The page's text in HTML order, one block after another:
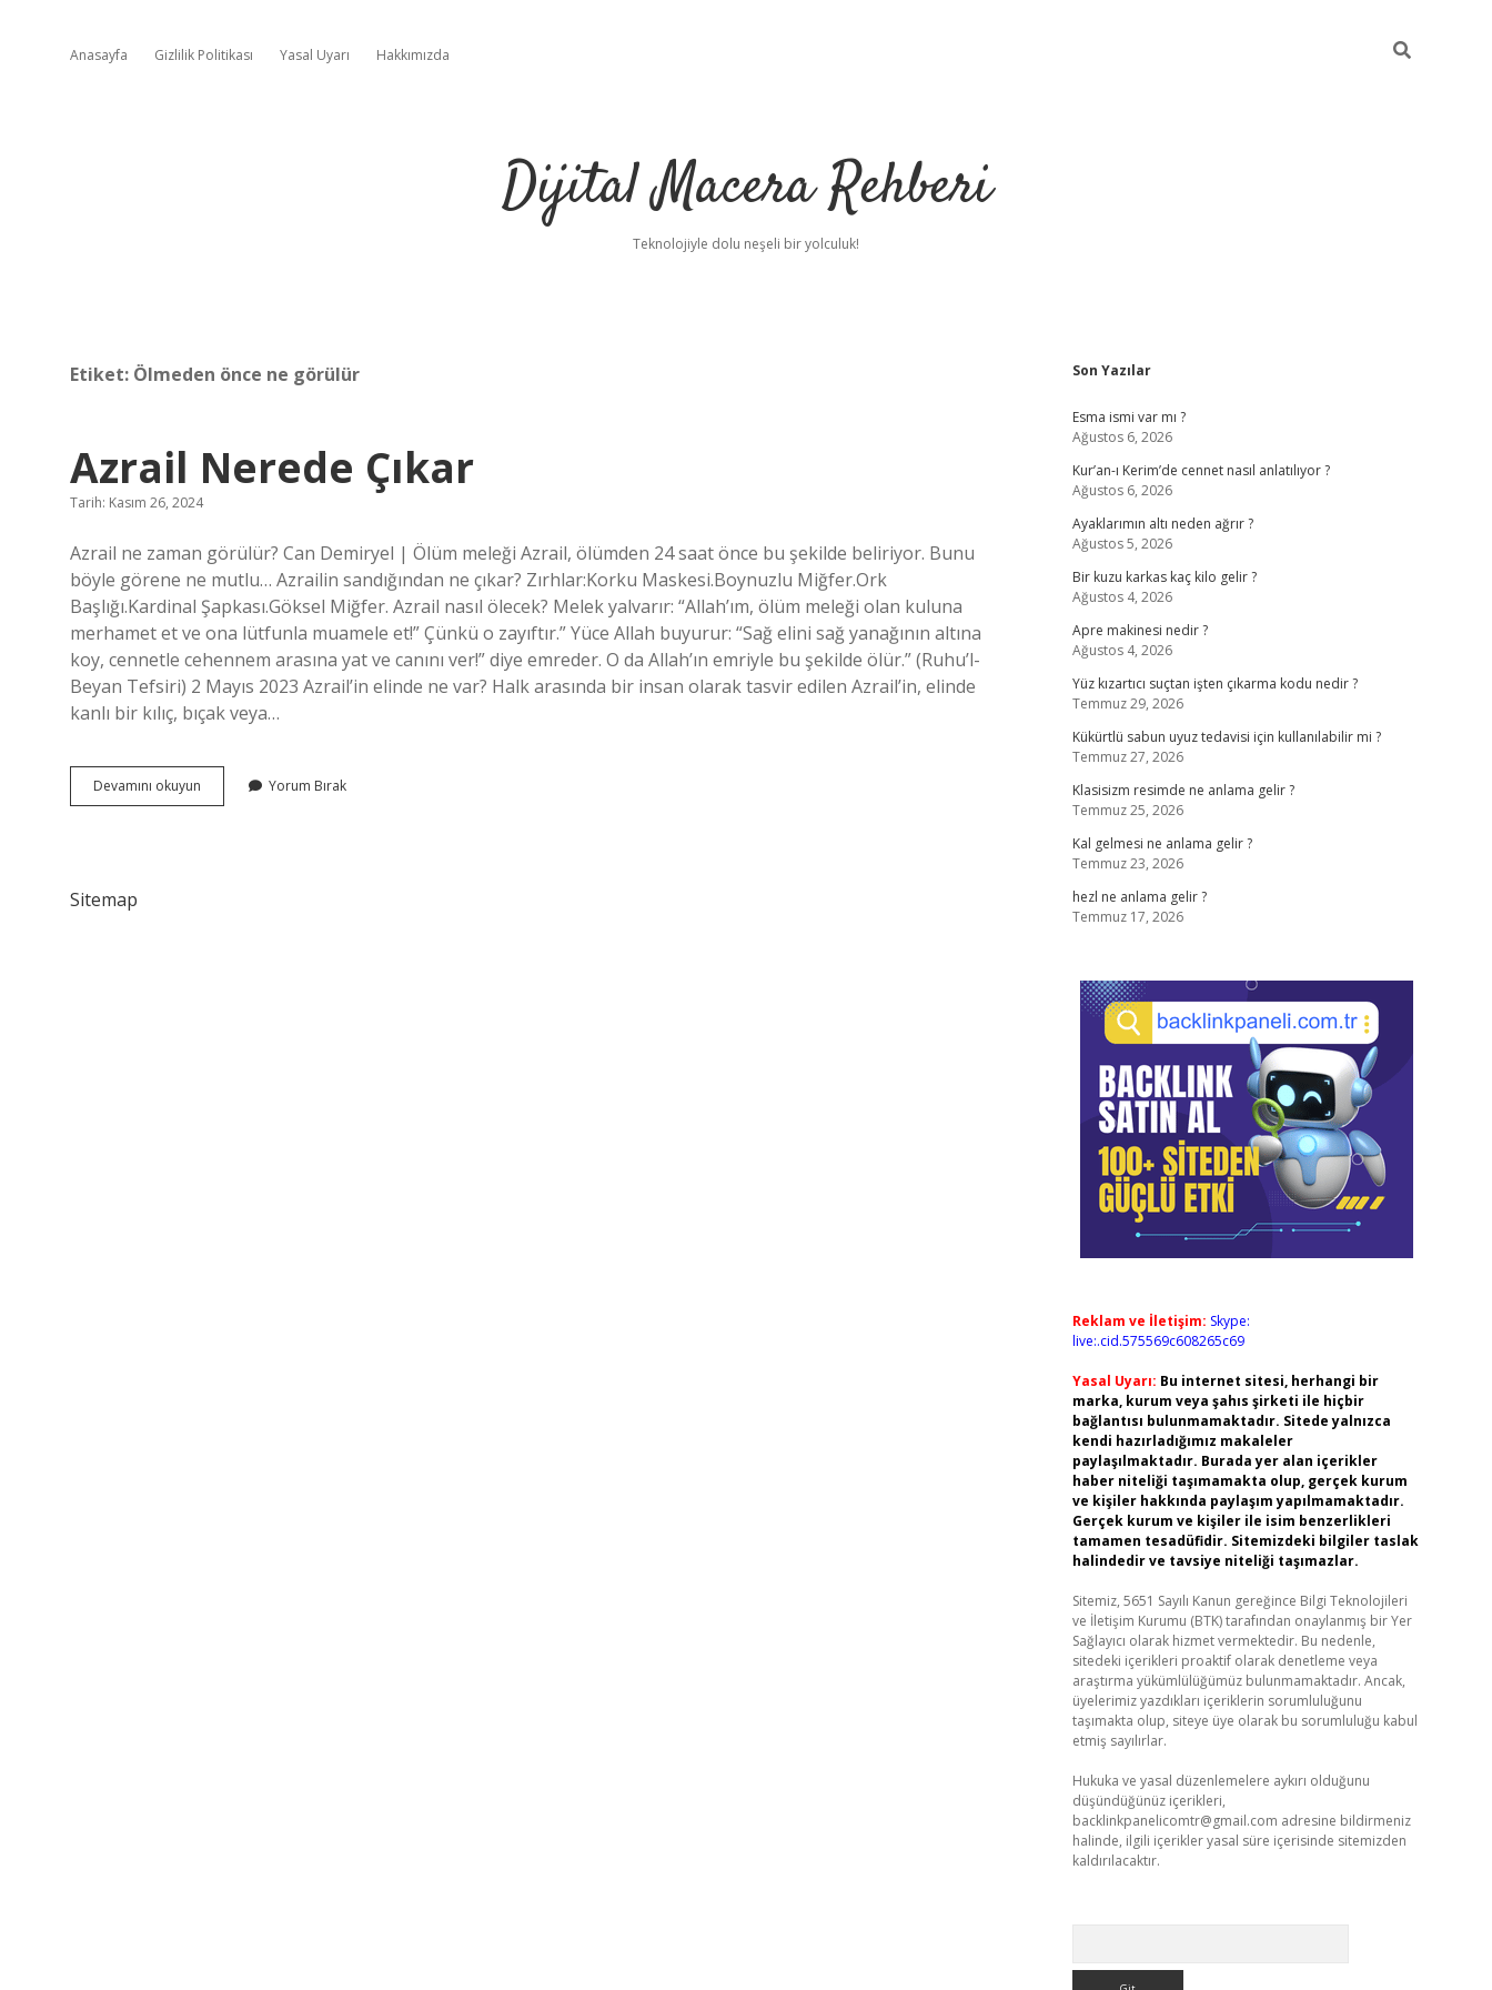
Anasayfa Gizlilik Politikası Yasal Uyarı Hakkımızda
Dijital Macera Rehberi
Teknolojiyle dolu neşeli bir yolculuk!
Etiket: Ölmeden önce ne görülür
Azrail Nerede Çıkar
Tarih: Kasım 26, 2024
Azrail ne zaman görülür? Can Demiryel | Ölüm meleği Azrail, ölümden 24 saat önce bu şekilde beliriyor. Bunu
böyle görene ne mutlu… Azrailin sandığından ne çıkar? Zırhlar:Korku Maskesi.Boynuzlu Miğfer.Ork
Başlığı.Kardinal Şapkası.Göksel Miğfer. Azrail nasıl ölecek? Melek yalvarır: “Allah’ım, ölüm meleği olan kuluna
merhamet et ve ona lütfunla muamele et!” Çünkü o zayıftır.” Yüce Allah buyurur: “Sağ elini sağ yanağının altına
koy, cennetle cehennem arasına yat ve canını ver!” diye emreder. O da Allah’ın emriyle bu şekilde ölür.” (Ruhu’l-
Beyan Tefsiri) 2 Mayıs 2023 Azrail’in elinde ne var? Halk arasında bir insan olarak tasvir edilen Azrail’in, elinde
kanlı bir kılıç, bıçak veya…
Devamını okuyun
Nerede
Yorum Bırak
Sitemap
Sidebar
Son Yazılar
Esma ismi var mı ?
Ağustos 6, 2026
Kur’an-ı Kerim’de cennet nasıl anlatılıyor ?
Ağustos 6, 2026
Ayaklarımın altı neden ağrır ?
Ağustos 5, 2026
Bir kuzu karkas kaç kilo gelir ?
Ağustos 4, 2026
Apre makinesi nedir ?
Ağustos 4, 2026
Yüz kızartıcı suçtan işten çıkarma kodu nedir ?
Temmuz 29, 2026
Kükürtlü sabun uyuz tedavisi için kullanılabilir mi ?
Temmuz 27, 2026
Klasisizm resimde ne anlama gelir ?
Temmuz 25, 2026
Kal gelmesi ne anlama gelir ?
Temmuz 23, 2026
hezl ne anlama gelir ?
Temmuz 17, 2026
Reklam ve İletişim: Skype:
live:.cid.575569c608265c69
Yasal Uyarı: Bu internet sitesi, herhangi bir
marka, kurum veya şahıs şirketi ile hiçbir
bağlantısı bulunmamaktadır. Sitede yalnızca
kendi hazırladığımız makaleler
paylaşılmaktadır. Burada yer alan içerikler
haber niteliği taşımamakta olup, gerçek kurum
ve kişiler hakkında paylaşım yapılmamaktadır.
Gerçek kurum ve kişiler ile isim benzerlikleri
tamamen tesadüfidir. Sitemizdeki bilgiler taslak
halindedir ve tavsiye niteliği taşımazlar.
Sitemiz, 5651 Sayılı Kanun gereğince Bilgi Teknolojileri
ve İletişim Kurumu (BTK) tarafından onaylanmış bir Yer
Sağlayıcı olarak hizmet vermektedir. Bu nedenle,
sitedeki içerikleri proaktif olarak denetleme veya
araştırma yükümlülüğümüz bulunmamaktadır. Ancak,
üyelerimiz yazdıkları içeriklerin sorumluluğunu
taşımakta olup, siteye üye olarak bu sorumluluğu kabul
etmiş sayılırlar.
Hukuka ve yasal düzenlemelere aykırı olduğunu
düşündüğünüz içerikleri,
backlinkpanelicomtr@gmail.com adresine bildirmeniz
halinde, ilgili içerikler yasal süre içerisinde sitemizden
kaldırılacaktır.